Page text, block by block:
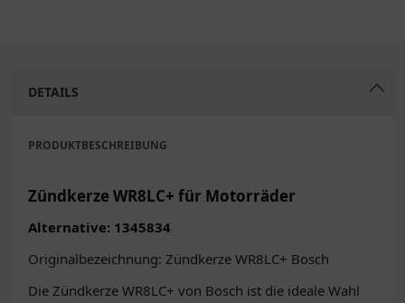
DETAILS
PRODUKTBESCHREIBUNG
Zündkerze WR8LC+ für Motorräder
Alternative: 1345834
Originalbezeichnung: Zündkerze WR8LC+ Bosch
Die Zündkerze WR8LC+ von Bosch ist die ideale Wahl